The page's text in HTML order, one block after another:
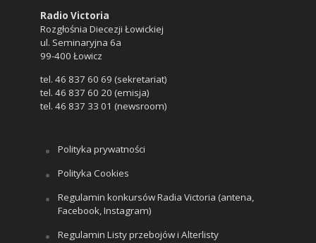
Radio Victoria
Rozgłośnia Diecezji Łowickiej
ul. Seminaryjna 6a
99-400 Łowicz
tel. 46 837 60 69 (sekretariat)
tel. 46 837 60 20 (emisja)
tel. 46 837 33 01 (newsroom)
Polityka prywatności
Polityka Cookies
Regulamin konkursów Radia Victoria (antena,
Facebook, Instagram)
Regulamin Listy przebojów i Alterlisty